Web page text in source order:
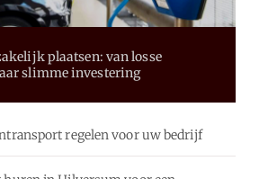
plaatsen: van losse
slimme investering
regelen voor uw bedrijf